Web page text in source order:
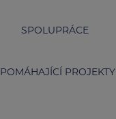
SPOLUPRÁCE
POMÁHAJÍCÍ PROJEKTY